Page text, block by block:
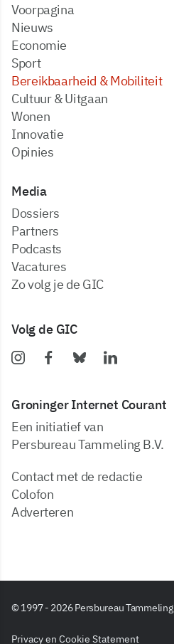
Voorpagina
Nieuws
Economie
Sport
Bereikbaarheid & Mobiliteit
Cultuur & Uitgaan
Wonen
Innovatie
Opinies
Media
dossiers
partners
podcasts
vacatures
zo volg je de GIC
Volg de GIC
Groninger Internet Courant
Een initiatief van
Persbureau Tammeling B.V.
Contact met de redactie
Colofon
Adverteren
© 1997 - 2026 Persbureau Tammeling
Privacy en Cookie Statement